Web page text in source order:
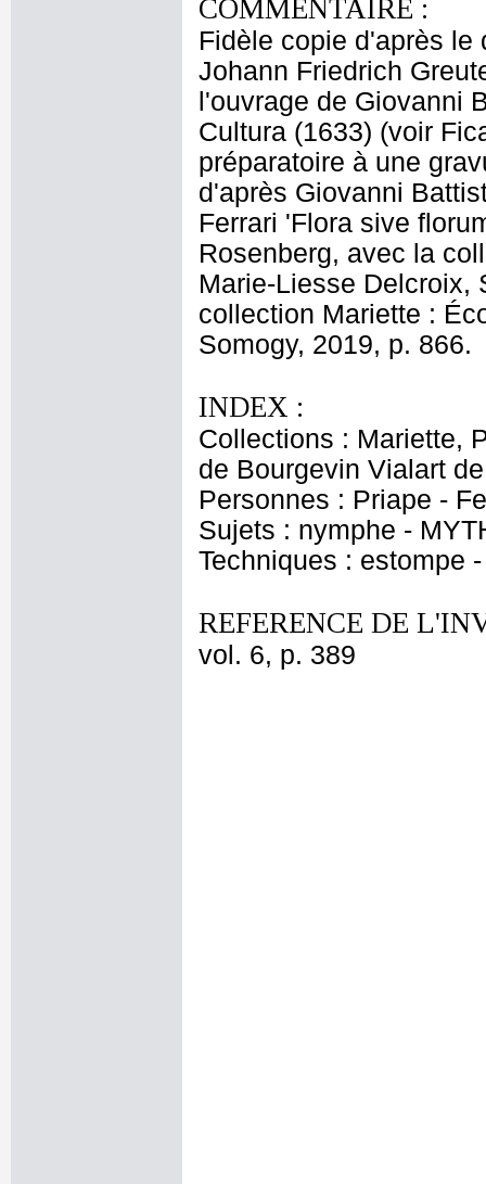
COMMENTAIRE :
Fidèle copie d'après le
Johann Friedrich
l'ouvrage de Giovanni
Cultura (1633) (voir
préparatoire à une
d'après Giovanni
Ferrari 'Flora sive
Rosenberg, avec la
Marie-Liesse Delcroix,
collection Mariette :
Somogy, 2019, p. 866.
INDEX :
Collections : Mariette,
de Bourgevin Vialart
Personnes : Priape -
Sujets : nymphe -
Techniques : estompe
REFERENCE DE
vol. 6, p. 389